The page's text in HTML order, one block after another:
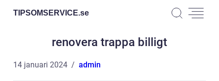
TIPSOMSERVICE.se
renovera trappa billigt
14 januari 2024 admin